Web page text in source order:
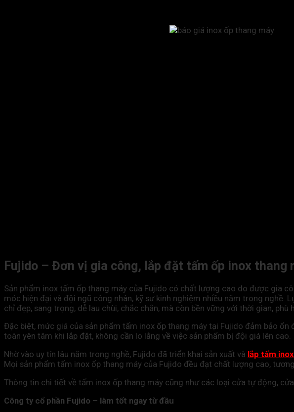
Fujido – Đơn vị gia công, lắp đặt tấm ốp inox thang
Sản phẩm inox tấm ốp thang máy của Fujido có chất lượng cao do được gia
móc hiện đại và đội ngũ công nhân, kỹ sư kinh nghiệm nhiều năm trong
chỉ đẹp, sang trọng, dễ lau chùi, chắc chắn, mà còn bền vững với thời gian,
Đặc biệt, mức giá của sản phẩm tấm inox ốp thang máy tại Fujido đảm bảo
toàn yên tâm khi lắp đặt, không cần lo lắng về việc sản phẩm bị đội giá lên cao.
Nhờ vào uy tín lâu năm trong nghề, Fujido đã triển khai sản xuất và lắp tấm
Mọi sản phẩm tấm inox ốp thang máy của Fujido đều đạt chất lượng cao,
Thông tin chi tiết về tấm inox ốp thang máy cũng như các loại cửa tự động,
Công ty cổ phần Fujido – làm tốt ngay từ đầu